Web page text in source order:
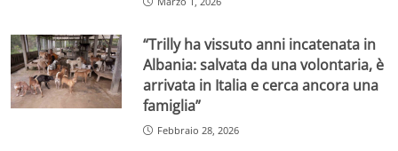
“Trilly ha vissuto anni incatenata in
Albania: salvata da una volontaria, è
arrivata in Italia e cerca ancora una
famiglia”
Febbraio 28, 2026